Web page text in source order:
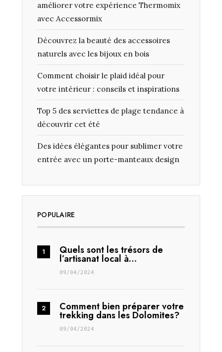
améliorer votre expérience Thermomix
avec Accessormix
Découvrez la beauté des accessoires
naturels avec les bijoux en bois
Comment choisir le plaid idéal pour
votre intérieur : conseils et inspirations
Top 5 des serviettes de plage tendance à
découvrir cet été
Des idées élégantes pour sublimer votre
entrée avec un porte-manteaux design
POPULAIRE
Quels sont les trésors de
l’artisanat local à…
09/04/2024
Comment bien préparer votre
trekking dans les Dolomites?
09/04/2024